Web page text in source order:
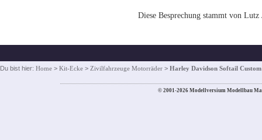
Diese Besprechung stammt von
Du bist hier: Home > Kit-Ecke > Zivilfahrzeuge Motorräder > Harley Davidson Softail Custom
© 2001-2026 Modellversium Modellbau